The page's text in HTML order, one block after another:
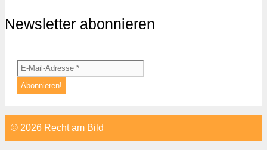
Newsletter abonnieren
© 2026 Recht am Bild